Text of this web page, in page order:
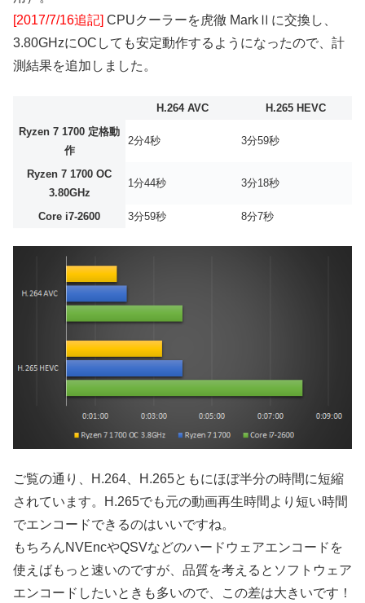
[2017/7/16追記] CPUクーラーを虎徹 MarkⅡに交換し、
3.80GHzにOCしても安定動作するようになったので、計
測結果を追加しました。
H.264 AVC
H.265 HEVC
Ryzen 7 1700 定格動
作
2分4秒 3分59秒
Ryzen 7 1700 OC
3.80GHz
1分44秒 3分18秒
Core i7-2600 3分59秒 8分7秒
ご覧の通り、H.264、H.265ともにほぼ半分の時間に短縮
されています。H.265でも元の動画再生時間より短い時間
でエンコードできるのはいいですね。
もちろんNVEncやQSVなどのハードウェアエンコードを
使えばもっと速いのですが、品質を考えるとソフトウェア
エンコードしたいときも多いので、この差は大きいです！